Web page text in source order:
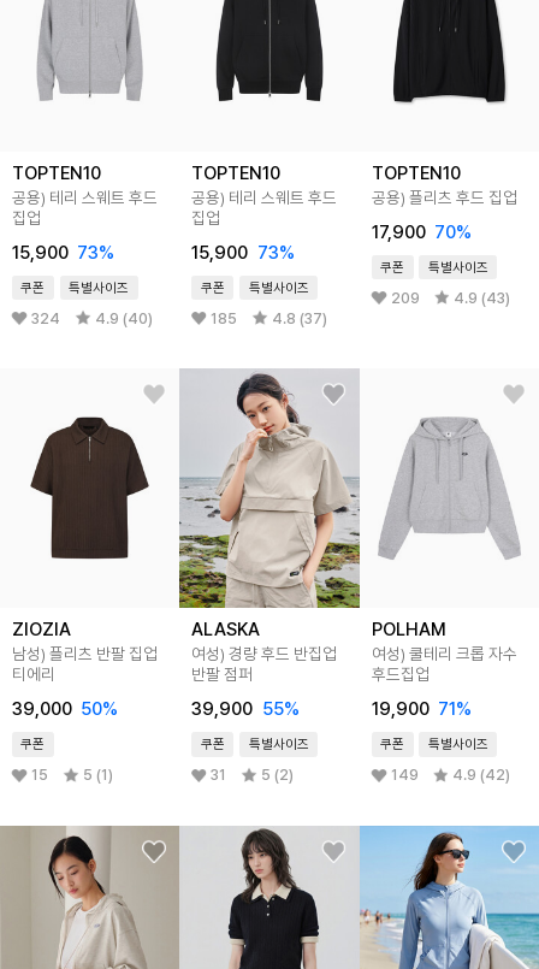
TOPTEN10
공용) 테리 스웨트 후드
집업
15,900 73%
쿠폰 특별사이즈
324 4.9 (40)
TOPTEN10
공용) 테리 스웨트 후드
집업
15,900 73%
쿠폰 특별사이즈
185 4.8 (37)
TOPTEN10
공용) 플리츠 후드 집업
17,900 70%
쿠폰 특별사이즈
209 4.9 (43)
ZIOZIA
남성) 플리츠 반팔 집업
티에리
39,000 50%
쿠폰
15 5 (1)
ALASKA
여성) 경량 후드 반집업
반팔 점퍼
39,900 55%
쿠폰 특별사이즈
31 5 (2)
POLHAM
여성) 쿨테리 크롭 자수
후드집업
19,900 71%
쿠폰 특별사이즈
149 4.9 (42)